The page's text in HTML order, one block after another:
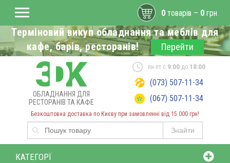
Терміновий викуп обладнання та меблів для
кафе, барів, ресторанів!
Перейти
ОБЛАДНАННЯ ДЛЯ
РЕСТОРАНІВ ТА КАФЕ
Безкоштовна доставка по Києву при замовленні від 15 000 грн!
Знайти
пн-пт с 9:00до 18:00
(073) 507-11-34
(067) 507-11-34
0 товарів – 0 грн
КАТЕГОРЇ